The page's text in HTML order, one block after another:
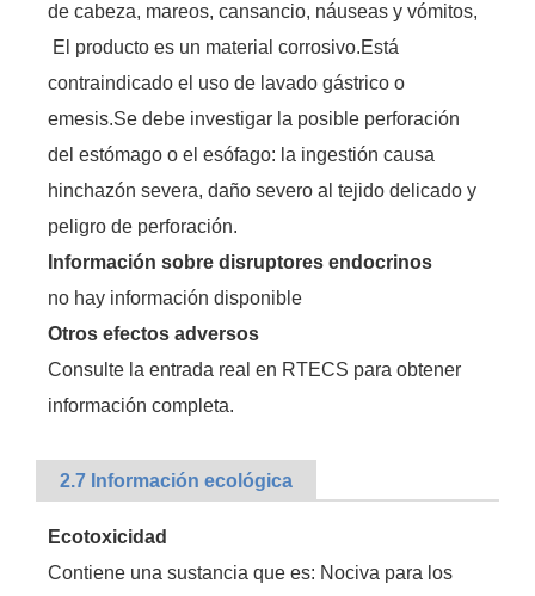
de cabeza, mareos, cansancio, náuseas y vómitos,
El producto es un material corrosivo.Está
contraindicado el uso de lavado gástrico o
emesis.Se debe investigar la posible perforación
del estómago o el esófago: la ingestión causa
hinchazón severa, daño severo al tejido delicado y
peligro de perforación.
Información sobre disruptores endocrinos
no hay información disponible
Otros efectos adversos
Consulte la entrada real en RTECS para obtener
información completa.
2.7 Información ecológica
Ecotoxicidad
Contiene una sustancia que es: Nociva para los